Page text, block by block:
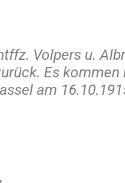
Volpers u.
Es
am